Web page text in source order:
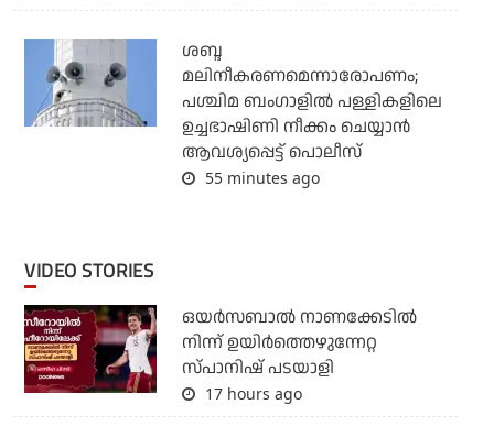
ശബ്ദ
മലിനീകരണമെന്നാരോപണം;
പശ്ചിമ ബംഗാളില്‍ പള്ളികളിലെ
ഉച്ചഭാഷിണി നീക്കം ചെയ്യാന്‍
ആവശ്യപ്പെട്ട് പൊലീസ്
55 minutes ago
VIDEO STORIES
ഒയര്‍സബാൽ നാണക്കേടിൽ
നിന്ന് ഉയിർത്തെഴുന്നേറ്റ
സ്പാനിഷ് പടയാളി
17 hours ago